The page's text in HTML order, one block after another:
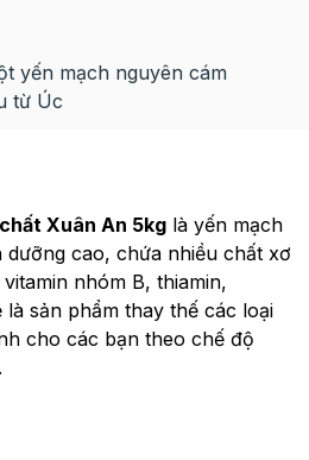
yến mạch nguyên cám
từ Úc
Xuân An 5kg là yến mạch
cao, chứa nhiều chất xơ
nhóm B, thiamin,
sản phẩm thay thế các loại
cho các bạn theo chế độ